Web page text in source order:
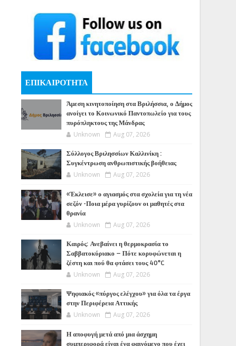
ΕΠΙΚΑΙΡΟΤΗΤΑ
Άμεση κινητοποίηση στα Βριλήσσια, ο Δήμος
ανοίγει το Κοινωνικό Παντοπωλείο για τους
πυρόπληκτους της Μάνδρας
Unknown Aug 07, 2026
Σύλλογος Βριλησσίων Καλλινίκη :
Συγκέντρωση ανθρωπιστικής βοήθειας
Unknown Aug 07, 2026
«Έκλεισε» ο αγιασμός στα σχολεία για τη νέα
σεζόν -Ποια μέρα γυρίζουν οι μαθητές στα
θρανία
Unknown Aug 07, 2026
Καιρός: Ανεβαίνει η θερμοκρασία το
Σαββατοκύριακο – Πότε κορυφώνεται η
ζέστη και πού θα φτάσει τους 40°C
Unknown Aug 07, 2026
Ψηφιακός «πύργος ελέγχου» για όλα τα έργα
στην Περιφέρεια Αττικής
Unknown Aug 07, 2026
Η αποφυγή μετά από μια άσχημη
συμπεριφορά είναι ένα φαινόμενο που έχει